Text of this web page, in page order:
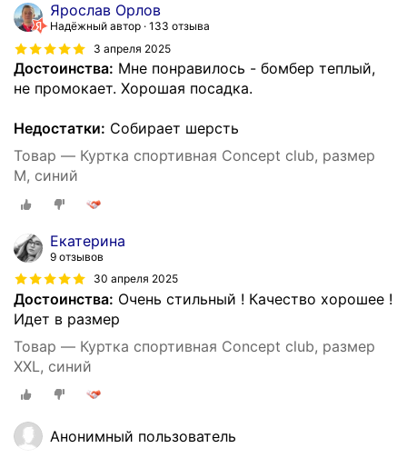
Ярослав Орлов
Надёжный автор 133 отзыва
3 апреля 2025
Достоинства: Мне понравилось - бомбер теплый,
не промокает. Хорошая посадка.
Недостатки: Собирает шерсть
Товар — Куртка спортивная Concept club, размер
M, синий
Екатерина
9 отзывов
30 апреля 2025
Достоинства: Очень стильный ! Качество хорошее !
Идет в размер
Товар — Куртка спортивная Concept club, размер
XXL, синий
Анонимный пользователь